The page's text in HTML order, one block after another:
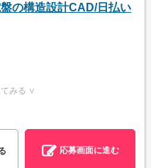
の構造設計CAD/日払い
みる ∨
応募画面に進む